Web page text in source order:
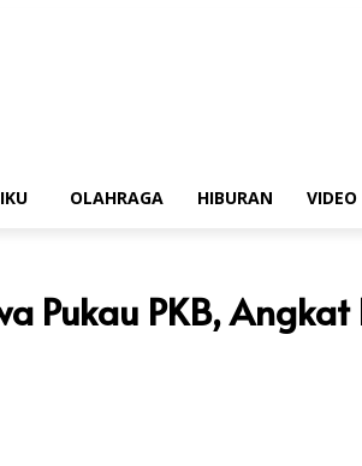
OLAHRAGA HIBURAN VIDEO
Pukau PKB,